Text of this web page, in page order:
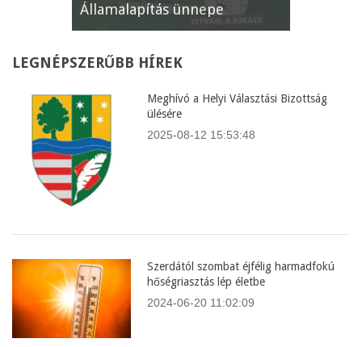
Államalapítás ünnepe
LEGNÉPSZERŰBB HÍREK
Meghívó a Helyi Választási Bizottság
ülésére
2025-08-12 15:53:48
Szerdától szombat éjfélig harmadfokú
hőségriasztás lép életbe
2024-06-20 11:02:09